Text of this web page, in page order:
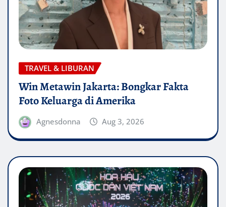
TRAVEL & LIBURAN
Win Metawin Jakarta: Bongkar Fakta
Foto Keluarga di Amerika
Agnesdonna Aug 3, 2026